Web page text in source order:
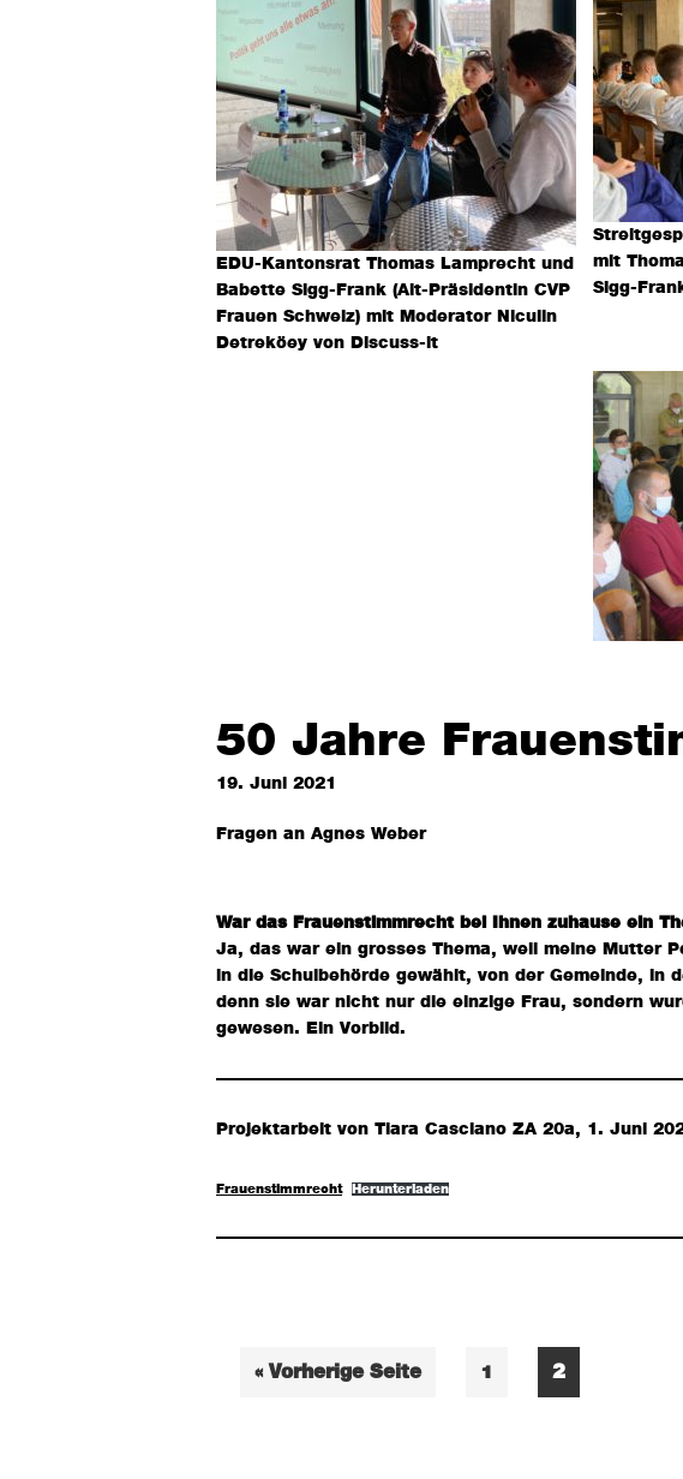
EDU-Kantonsrat Thomas Lamprecht und
Babette Sigg-Frank (Alt-Präsidentin CVP
Frauen Schweiz) mit Moderator Niculin
Detreköey von Discuss-it
mit
Sigg-
50 Jahre
19. Juni 2021
Fragen an Agnes Weber
War das Frauenstimmrecht bei Ihnen zuhause ein
Ja, das war ein grosses Thema, weil meine Mutter
in die Schulbehörde gewählt, von der Gemeinde,
denn sie war nicht nur die einzige Frau, sondern
gewesen. Ein Vorbild.
Projektarbeit von Tiara Casciano ZA 20a, 1. Juni
Frauenstimmrecht Herunterladen
« Vorherige SeiteaufrufenSeite
1 Seite
2